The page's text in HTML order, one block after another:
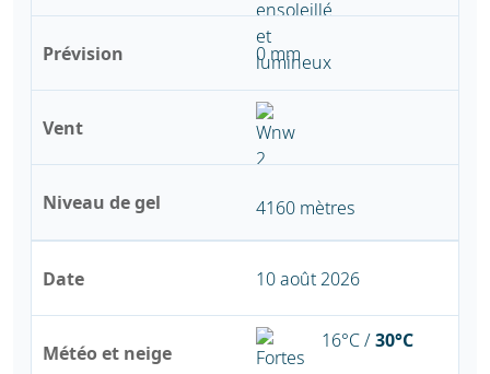
Prévision
Vent
Niveau de gel
0 mm
4160 mètres
Date
Météo et neige
10 août 2026
16°C /30°C